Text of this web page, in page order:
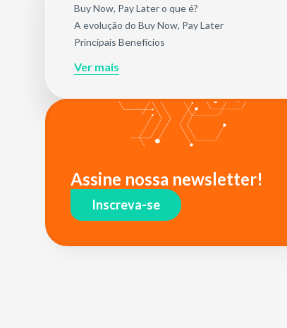
Buy Now, Pay Later o que é?
A evolução do Buy Now, Pay Later
Principais Benefícios
Ver mais
Assine nossa newsletter!
Inscreva-se